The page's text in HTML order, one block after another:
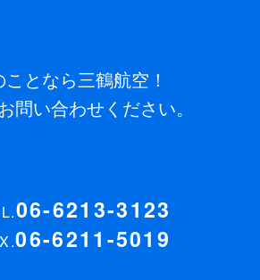
となら三鶴航空！
問い合わせください。
06-6213-3123
06-6211-5019